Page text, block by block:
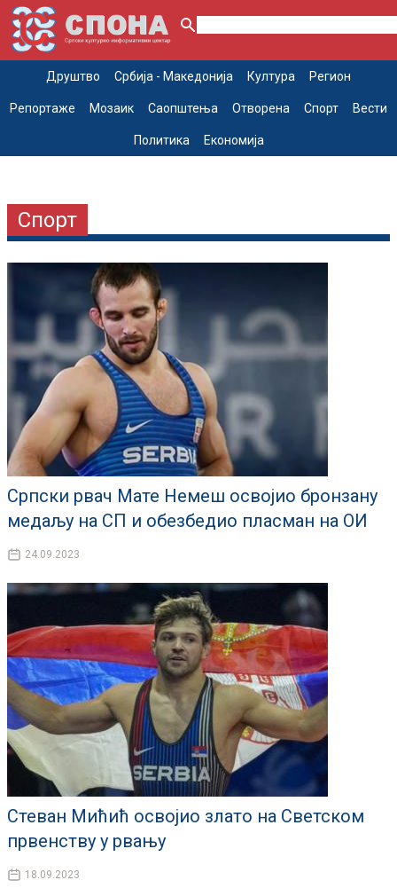
Друштво Србија - Македонија Култура Регион
Репортаже Мозаик Саопштења Отворена Спорт Вести
Политика Економија
Спорт
Српски рвач Мате Немеш освојио бронзану
медаљу на СП и обезбедио пласман на ОИ
24.09.2023
Стеван Мићић освојио злато на Светском
првенству у рвању
18.09.2023